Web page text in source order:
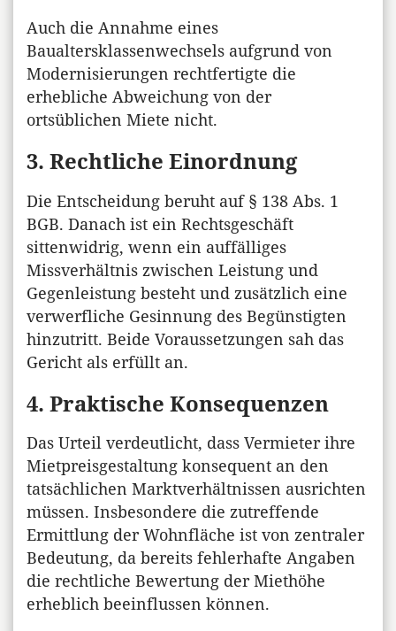
Auch die Annahme eines
Baualtersklassenwechsels aufgrund von
Modernisierungen rechtfertigte die
erhebliche Abweichung von der
ortsüblichen Miete nicht.
3. Rechtliche Einordnung
Die Entscheidung beruht auf § 138 Abs. 1
BGB. Danach ist ein Rechtsgeschäft
sittenwidrig, wenn ein auffälliges
Missverhältnis zwischen Leistung und
Gegenleistung besteht und zusätzlich eine
verwerfliche Gesinnung des Begünstigten
hinzutritt. Beide Voraussetzungen sah das
Gericht als erfüllt an.
4. Praktische Konsequenzen
Das Urteil verdeutlicht, dass Vermieter ihre
Mietpreisgestaltung konsequent an den
tatsächlichen Marktverhältnissen ausrichten
müssen. Insbesondere die zutreffende
Ermittlung der Wohnfläche ist von zentraler
Bedeutung, da bereits fehlerhafte Angaben
die rechtliche Bewertung der Miethöhe
erheblich beeinflussen können.